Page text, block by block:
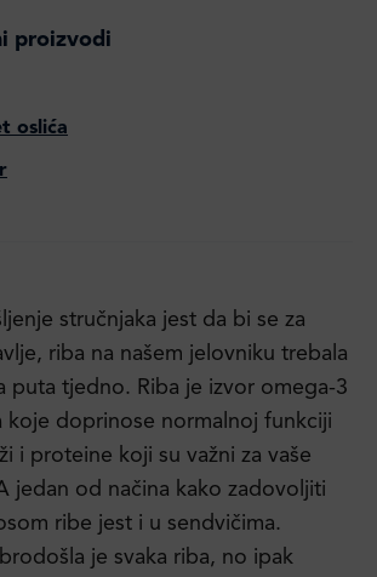
proizvodi
oslića
stručnjaka jest da bi se za
riba na našem jelovniku trebala
puta tjedno. Riba je izvor omega-3
koje doprinose normalnoj funkciji
i proteine koji su važni za vaše
jedan od načina kako zadovoljiti
ribe jest i u sendvičima.
je svaka riba, no ipak